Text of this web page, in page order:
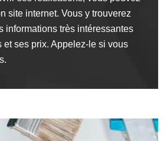
site internet. Vous y trouverez
informations très intéressantes
et ses prix. Appelez-le si vous